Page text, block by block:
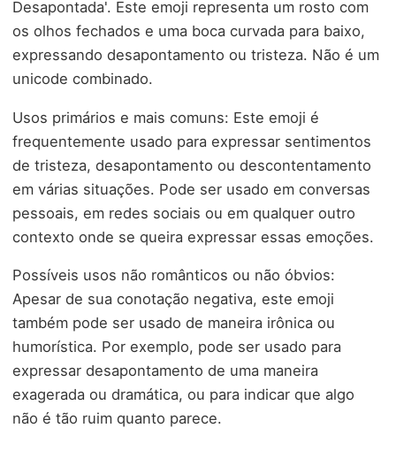
Desapontada'. Este emoji representa um rosto com
os olhos fechados e uma boca curvada para baixo,
expressando desapontamento ou tristeza. Não é um
unicode combinado.
Usos primários e mais comuns: Este emoji é
frequentemente usado para expressar sentimentos
de tristeza, desapontamento ou descontentamento
em várias situações. Pode ser usado em conversas
pessoais, em redes sociais ou em qualquer outro
contexto onde se queira expressar essas emoções.
Possíveis usos não românticos ou não óbvios:
Apesar de sua conotação negativa, este emoji
também pode ser usado de maneira irônica ou
humorística. Por exemplo, pode ser usado para
expressar desapontamento de uma maneira
exagerada ou dramática, ou para indicar que algo
não é tão ruim quanto parece.